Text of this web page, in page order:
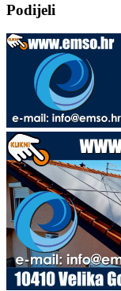
Podijeli